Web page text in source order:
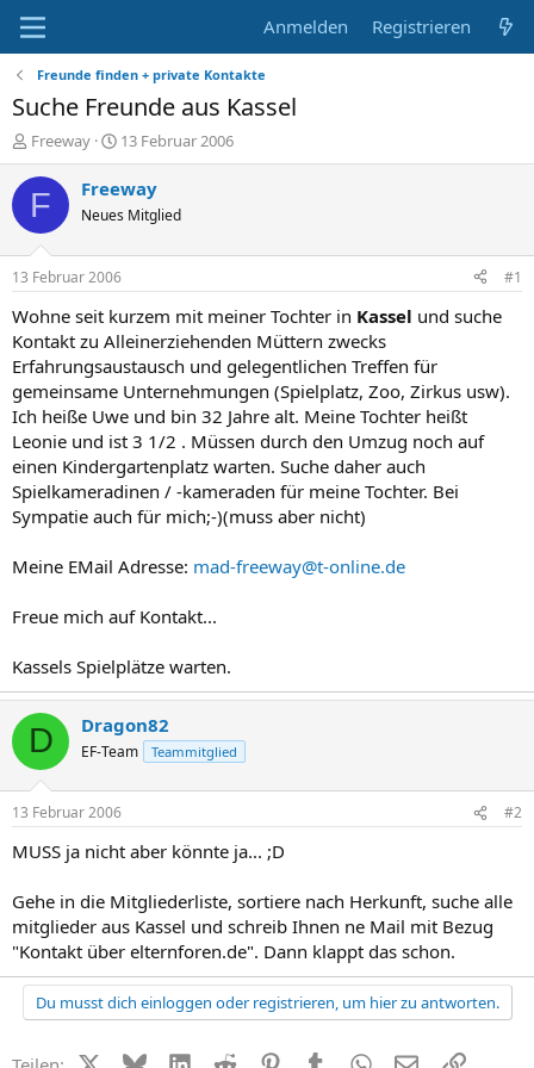
Anmelden Registrieren
Freunde finden + private Kontakte
Suche Freunde aus Kassel
E
r
s
e
r
Freeway
E
r
s
e
l
t
a
m
13 Februar 2006
F Freeway
Neues Mitglied
13 Februar 2006 #1
Wohne seit kurzem mit meiner Tochter in Kassel und suche
Kontakt zu Alleinerziehenden Müttern zwecks
Erfahrungsaustausch und gelegentlichen Treffen für
gemeinsame Unternehmungen (Spielplatz, Zoo, Zirkus usw).
Ich heiße Uwe und bin 32 Jahre alt. Meine Tochter heißt
Leonie und ist 3 1/2 . Müssen durch den Umzug noch auf
einen Kindergartenplatz warten. Suche daher auch
Spielkameradinen / -kameraden für meine Tochter. Bei
Sympatie auch für mich;-)(muss aber nicht)
Meine EMail Adresse: mad-freeway@t-online.de
Freue mich auf Kontakt...
Kassels Spielplätze warten.
D Dragon82
EF-Team Teammitglied
13 Februar 2006 #2
MUSS ja nicht aber könnte ja... ;D
Gehe in die Mitgliederliste, sortiere nach Herkunft, suche alle
mitglieder aus Kassel und schreib Ihnen ne Mail mit Bezug
"Kontakt über elternforen.de". Dann klappt das schon.
Du musst dich einloggen oder registrieren, um hier zu antworten.
X (Twitter)
BlueskyLinkedIn
Reddit PinterestTumblr WhatsApp
E-MailLink